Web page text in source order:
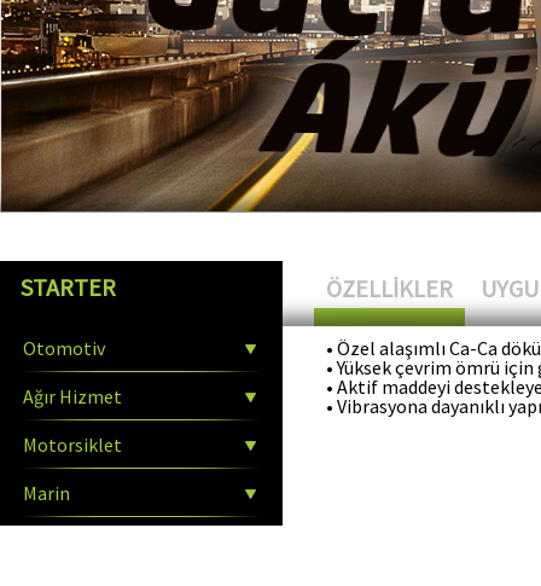
STARTER
Otomotiv
Ağır Hizmet
Motorsiklet
Marin
ÖZELLİKLER
• Özel alaşımlı Ca-Ca
• Yüksek çevrim ömrü
• Aktif maddeyi
• Vibrasyona dayanıklı yapı